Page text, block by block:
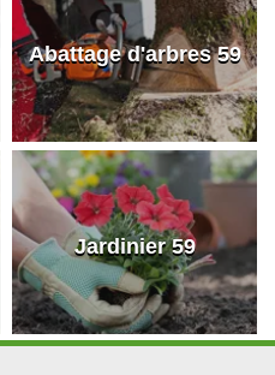
Abattage d'arbres 59
Jardinier 59